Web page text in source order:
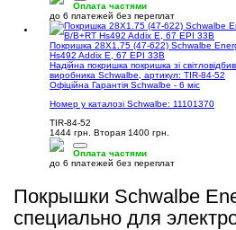
Оплата частями
до 6 платежей без переплат
Покришка 28X1.75 (47-622) Schwalbe
Hs492 Addix E, 67 EPI 33B
Надійна покришка покришка зі
виробника Schwalbe, артикул: TIR-84-52
Офіційна Гарантія Schwalbe - 6 міс
Номер у каталозі Schwalbe: 11101370
TIR-84-52
1444 грн.
Вторая 1400 грн.
Оплата частями
до 6 платежей без переплат
Покрышки Schwalbe
специально для